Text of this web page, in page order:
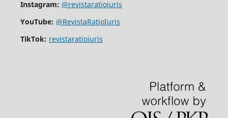
Instagram: @revistaratioiuris
YouTube: @RevistaRatioIuris
TikTok: revistaratioiuris